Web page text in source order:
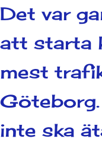
Det var
att starta
mest
inte ska